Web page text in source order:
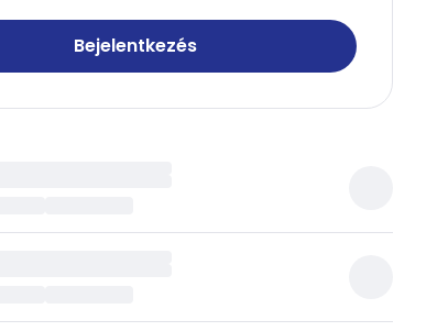
Bejelentkezés